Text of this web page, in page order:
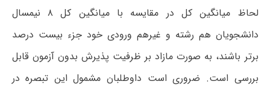
لحاظ میانگین کل در مقایسه با میانگین کل ۸ نیمسال
دانشجویان هم رشته و غیرهم ورودی خود جزء بیست درصد
برتر باشند، به صورت مازاد بر ظرفیت پذیرش بدون آزمون قابل
بررسی است. ضروری است داوطلبان مشمول این تبصره در